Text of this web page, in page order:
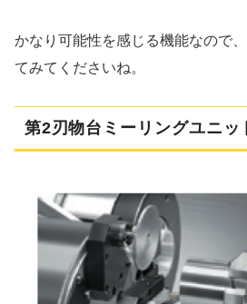
かなり可能性を感じる機能なので
てみてくださいね。
第2刃物台ミーリングユニッ